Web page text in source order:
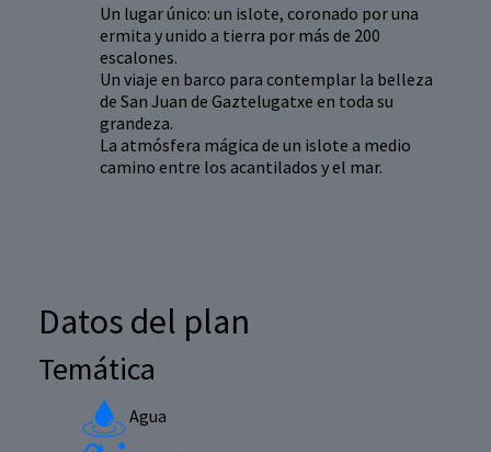
Un lugar único: un islote, coronado por una
ermita y unido a tierra por más de 200
escalones.
Un viaje en barco para contemplar la belleza
de San Juan de Gaztelugatxe en toda su
grandeza.
La atmósfera mágica de un islote a medio
camino entre los acantilados y el mar.
Datos del plan
Temática
Agua